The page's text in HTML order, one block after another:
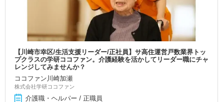
【川崎市幸区/生活支援リーダー/正社員】サ高住運営戸数業界トッ
プクラスの学研ココファン。介護経験を活かしてリーダー職にチャ
レンジしてみませんか？
ココファン川崎加瀬
株式会社学研ココファン
介護職・ヘルパー / 正職員